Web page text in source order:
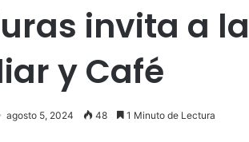
invita a
y Café
agosto 5, 2024 48 1 Minuto de Lectura